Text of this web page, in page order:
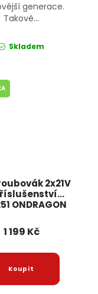
generace.
Takové...
Skladem
2x21V
ONDRAGON
1 199 Kč